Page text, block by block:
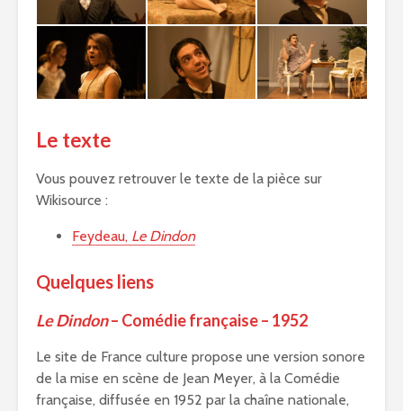
Le texte
Vous pouvez retrouver le texte de la pièce sur
Wikisource :
Feydeau, Le Dindon
Quelques liens
Le Dindon– Comédie française – 1952
Le site de France culture propose une version sonore
de la mise en scène de Jean Meyer, à la Comédie
française, diffusée en 1952 par la chaîne nationale,